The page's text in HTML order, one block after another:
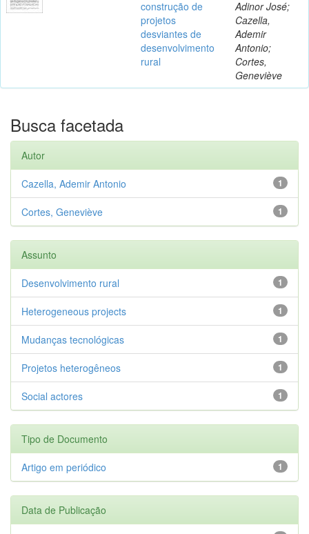
construção de
projetos
desviantes de
desenvolvimento
rural
Adinor José;
Cazella,
Ademir
Antonio;
Cortes,
Geneviève
Busca facetada
Autor
1
Cazella, Ademir Antonio
1
Cortes, Geneviève
Assunto
1
Desenvolvimento rural
1
Heterogeneous projects
1
Mudanças tecnológicas
1
Projetos heterogêneos
1
Social actores
Tipo de Documento
1
Artigo em periódico
Data de Publicação